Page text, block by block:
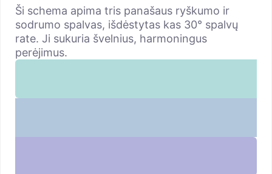
Ši schema apima tris panašaus ryškumo ir
sodrumo spalvas, išdėstytas kas 30° spalvų
rate. Ji sukuria švelnius, harmoningus
perėjimus.